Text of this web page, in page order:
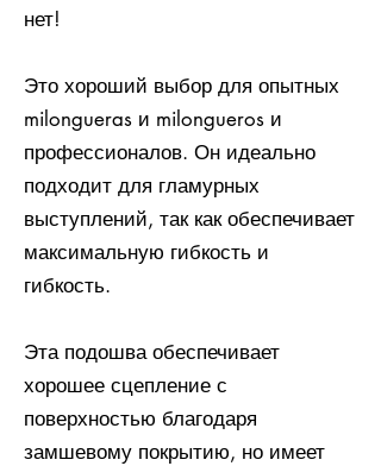
нет!
Это хороший выбор для опытных
milongueras и milongueros и
профессионалов. Он идеально
подходит для гламурных
выступлений, так как обеспечивает
максимальную гибкость и
гибкость.
Эта подошва обеспечивает
хорошее сцепление с
поверхностью благодаря
замшевому покрытию, но имеет